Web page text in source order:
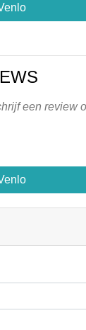
een review